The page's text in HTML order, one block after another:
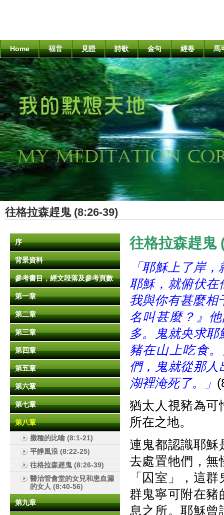
Home 福音 見證 詩歌 金句 經卷 馬
往格拉森趕鬼 (8:26-39)
序
背景資料
參考書目，經文段落及參考頁數
第一章
第二章
第三章
第四章
第五章
第六章
第七章
第八章
撒種的比喻 (8:1-21)
平靜風浪 (8:22-25)
往格拉森趕鬼 (8:26-39)
醫治管會堂的女兒和患血漏
的女人 (8:40-56)
第九章
往格拉森趕鬼
「耶穌上了岸
耶穌，就俯伏在
我與你有甚麼
名叫甚麼？』
多。鬼就央求
豬在山上吃食
們，鬼就從那
湖裡淹死了。」
猶太人視豬為可
所在之地。
連鬼都認識耶穌
去處置牠們，無
「囚室」，這
群鬼寧可附在豬
息之所。耶穌曾